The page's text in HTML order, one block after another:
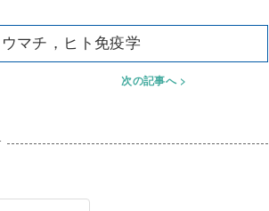
マチ，ヒト免疫学
次の記事へ